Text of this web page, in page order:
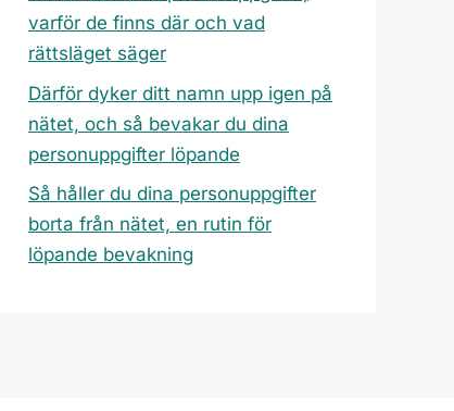
varför de finns där och vad
rättsläget säger
Därför dyker ditt namn upp igen på
nätet, och så bevakar du dina
personuppgifter löpande
Så håller du dina personuppgifter
borta från nätet, en rutin för
löpande bevakning